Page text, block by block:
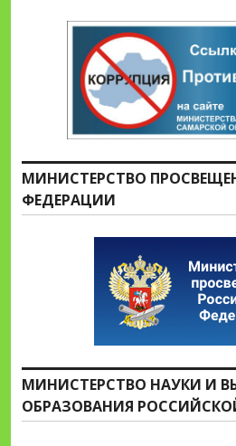
МИНИСТЕРСТВО
ФЕДЕРАЦИИ
МИНИСТЕРСТВО НАУКИ И
ОБРАЗОВАНИЯ